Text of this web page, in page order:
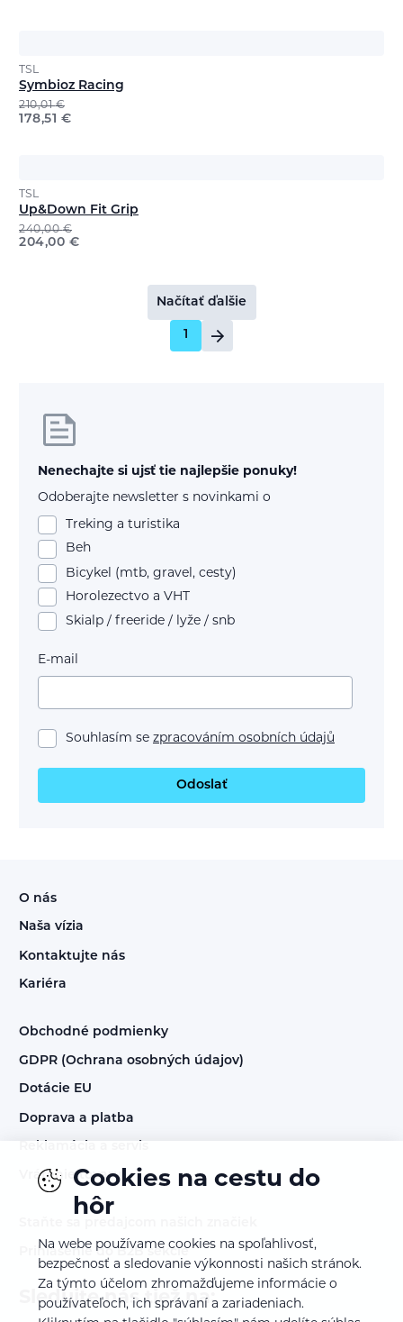
TSL
Symbioz Racing
210,01€
178,51 €
TSL
Up&Down Fit Grip
240,00€
204,00 €
Načítať ďalšie
1
Nenechajte si ujsť tie najlepšie ponuky!
Odoberajte newsletter s novinkami o
Treking a turistika
Beh
Bicykel (mtb, gravel, cesty)
Horolezectvo a VHT
Skialp / freeride / lyže / snb
E-mail
Souhlasím se zpracováním osobních údajů
Odoslať
O nás
Naša vízia
Kontaktujte nás
Kariéra
Obchodné podmienky
GDPR (Ochrana osobných údajov)
Dotácie EU
Doprava a platba
Vrátenie tovaru
Prihlásenie do B2B sekcie
Sledujte nás tiež na:
Cookies na cestu do
hôr
Na webe používame cookies na spoľahlivosť,
bezpečnosť a sledovanie výkonnosti našich stránok.
Za týmto účelom zhromažďujeme informácie o
používateľoch, ich správaní a zariadeniach.